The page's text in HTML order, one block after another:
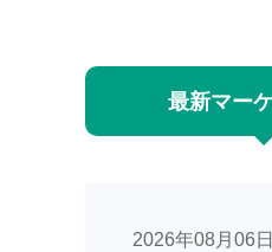
最新マー
2026年08月06日